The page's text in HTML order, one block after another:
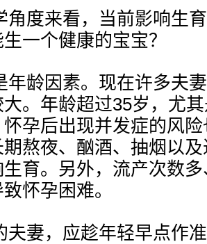
角度来看，当前影响生
一个健康的宝宝？
年龄因素。现在许多夫
。年龄超过35岁，尤
孕后出现并发症的风
熬夜、酗酒、抽烟以
育。另外，流产次数
怀孕困难。
夫妻，应趁年轻早点作